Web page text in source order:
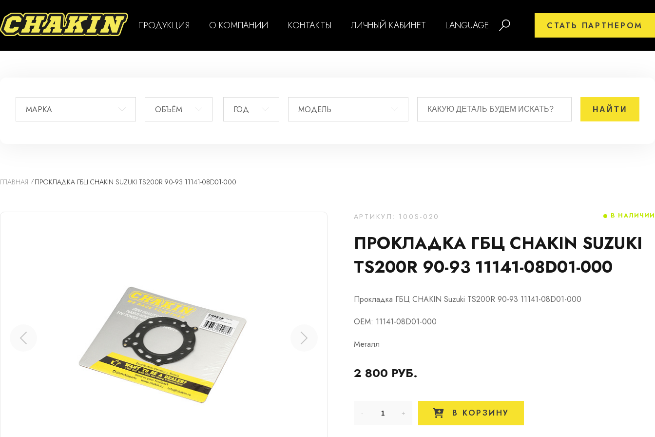
ПРОДУКЦИЯ О КОМПАНИИ КОНТАКТЫ ЛИЧНЫЙ КАБИНЕТ LANGUAGE СТАТЬ ПАРТНЕРОМ
МАРКА ОБЪЁМ ГОД МОДЕЛЬ
ГЛАВНАЯ ПРОКЛАДКА ГБЦ CHAKIN SUZUKI TS200R 90-93 11141-08D01-000
АРТИКУЛ: 100S-020
ПРОКЛАДКА ГБЦ CHAKIN SUZUKI
TS200R 90-93 11141-08D01-000
Прокладка ГБЦ CHAKIN Suzuki TS200R 90-93 11141-08D01-000
OEM: 11141-08D01-000
Металл
2 800 РУБ.
В НАЛИЧИИ
В КОРЗИНУ